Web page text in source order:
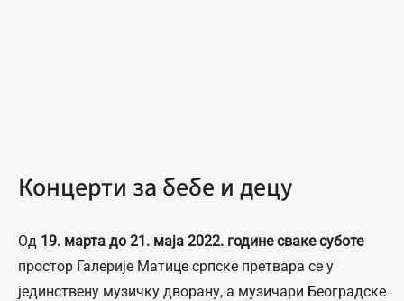
Концерти за бебе и децу
Од 19. марта до 21. маја 2022. године сваке суботе
простор Галерије Матице српске претвара се у
јединствену музичку дворану, а музичари Београдске